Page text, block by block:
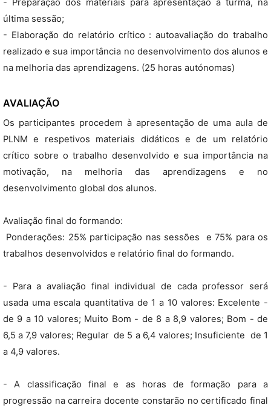
- Preparação dos materiais para apresentação à turma, na
última sessão;
- Elaboração do relatório crítico : autoavaliação do trabalho
realizado e sua importância no desenvolvimento dos alunos e
na melhoria das aprendizagens. (25 horas autónomas)
AVALIAÇÃO
Os participantes procedem à apresentação de uma aula de
PLNM e respetivos materiais didáticos e de um relatório
crítico sobre o trabalho desenvolvido e sua importância na
motivação, na melhoria das aprendizagens e no
desenvolvimento global dos alunos.
Avaliação final do formando:
 Ponderações: 25% participação nas sessões e 75% para os
trabalhos desenvolvidos e relatório final do formando.
- Para a avaliação final individual de cada professor será
usada uma escala quantitativa de 1 a 10 valores: Excelente -
de 9 a 10 valores; Muito Bom - de 8 a 8,9 valores; Bom - de
6,5 a 7,9 valores; Regular  de 5 a 6,4 valores; Insuficiente  de 1
a 4,9 valores.
- A classificação final e as horas de formação para a
progressão na carreira docente constarão no certificado final